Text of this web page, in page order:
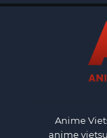
Anime
anime